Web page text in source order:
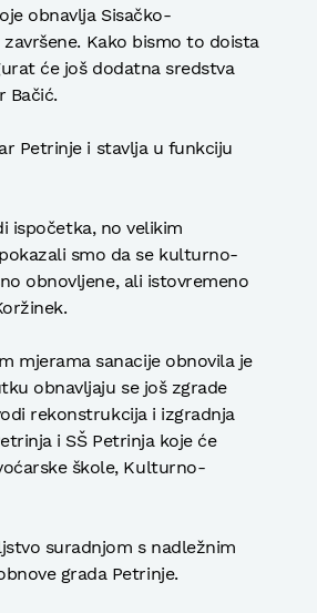
obnavlja Sisačko-
Kako bismo to doista
će još dodatna sredstva
Bačić.
Petrinje i stavlja u funkciju
ispočetka, no velikim
smo da se kulturno-
obnovljene, ali istovremeno
mjerama sanacije obnovila je
obnavljaju se još zgrade
rekonstrukcija i izgradnja
i SŠ Petrinja koje će
škole, Kulturno-
suradnjom s nadležnim
grada Petrinje.